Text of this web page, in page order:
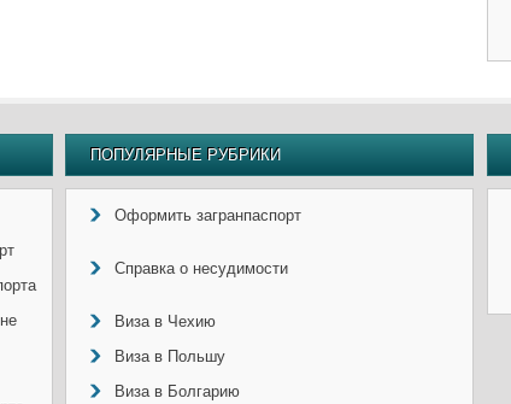
ПОПУЛЯРНЫЕ РУБРИКИ
Оформить загранпаспорт
Справка о несудимости
Виза в Чехию
Виза в Польшу
Виза в Болгарию